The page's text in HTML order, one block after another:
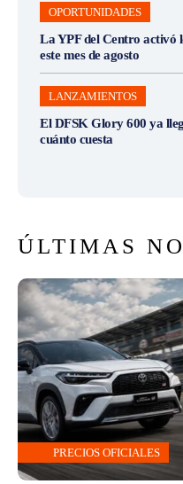
OPORTUNIDADES
La YPF del Centro activó
este mes de agosto
LANZAMIENTOS
El DFSK Glory 600 ya
cuánto cuesta
ÚLTIMAS
PRECIOS OFICIALES